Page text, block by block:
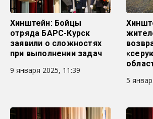
Хинштейн: Бойцы
отряда БАРС-Курск
заявили о сложностях
при выполнении задач
9 января 2025, 11:39
5